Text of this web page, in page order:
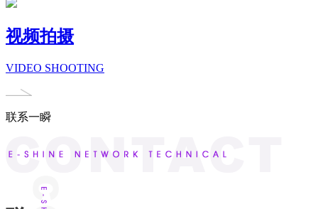
视频拍摄
VIDEO SHOOTING
联系一瞬